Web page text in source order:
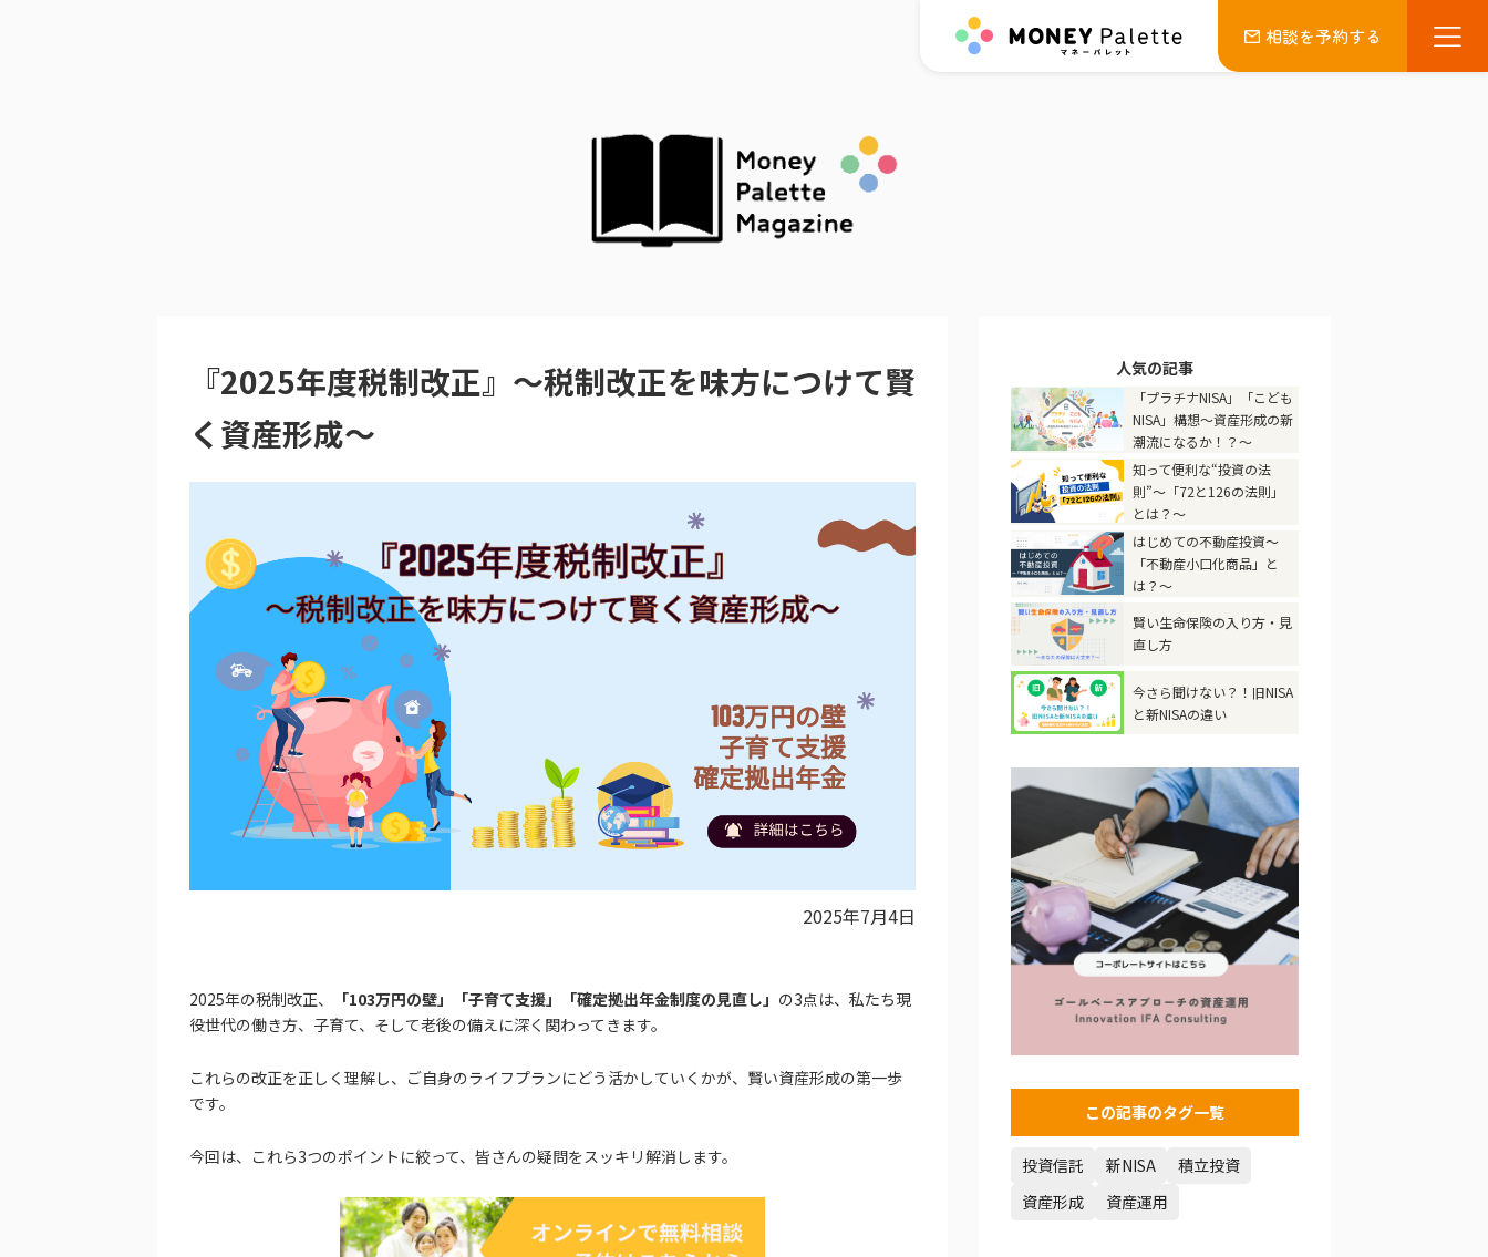
相談を予約する
『2025年度税制改正』～税制改正を味方につけて賢
く資産形成～
2025年7月4日
2025年の税制改正、 「103万円の壁」「子育て支援」「確定拠出年金制度の見直し」 の3点は、私たち現
役世代の働き方、子育て、そして老後の備えに深く関わってきます。
これらの改正を正しく理解し、ご自身のライフプランにどう活かしていくかが、賢い資産形成の第一歩
です。
今回は、これら3つのポイントに絞って、皆さんの疑問をスッキリ解消します。
人気の記事
「プラチナNISA」「こども
NISA」構想～資産形成の新
潮流になるか！？～
知って便利な“投資の法
則”～「72と126の法則」
とは？～
はじめての不動産投資～
「不動産小口化商品」と
は？～
賢い生命保険の入り方・見
直し方
今さら聞けない？！旧NISA
と新NISAの違い
この記事のタグ一覧
投資信託 新NISA
積立投資
資産形成
資産運用